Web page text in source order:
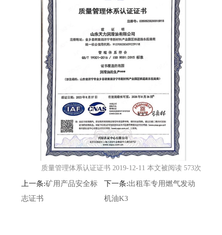
质量管理体系认证证书 2019-12-11 本文被阅读 573次
上一条:矿用产品安全标
志证书
下一条:出租车专用燃气发动
机油K3